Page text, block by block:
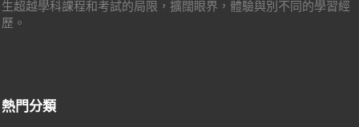
生超越學科課程和考試的局限，擴闊眼界，體驗與別不同的學習經
歷。
熱門分類